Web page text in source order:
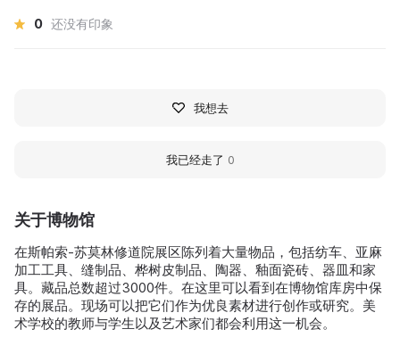
关于博物馆
在斯帕索-苏莫林修道院展区陈列着大量物品，包括纺车、亚麻
加工工具、缝制品、桦树皮制品、陶器、釉面瓷砖、器皿和家
具。藏品总数超过3000件。在这里可以看到在博物馆库房中保
存的展品。现场可以把它们作为优良素材进行创作或研究。美
术学校的教师与学生以及艺术家们都会利用这一机会。
0 还没有印象
我想去
我已经走了 0